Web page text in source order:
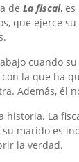
de La fiscal,
que ejerce
cuando
la que ha
Además, él
historia. La
marido es
la verdad.